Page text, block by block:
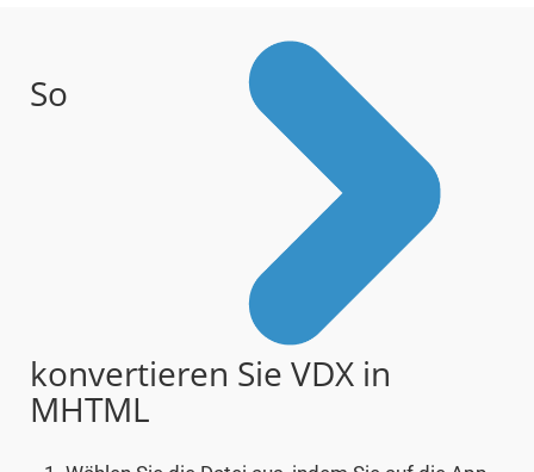
So
konvertieren Sie VDX in
MHTML